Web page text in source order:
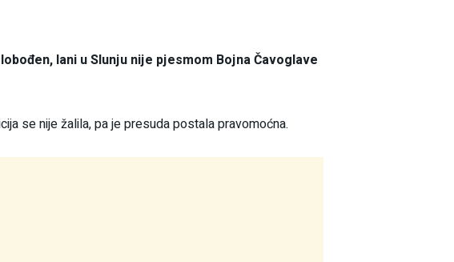
lani u Slunju nije pjesmom Bojna Čavoglave
se nije žalila, pa je presuda postala pravomoćna.